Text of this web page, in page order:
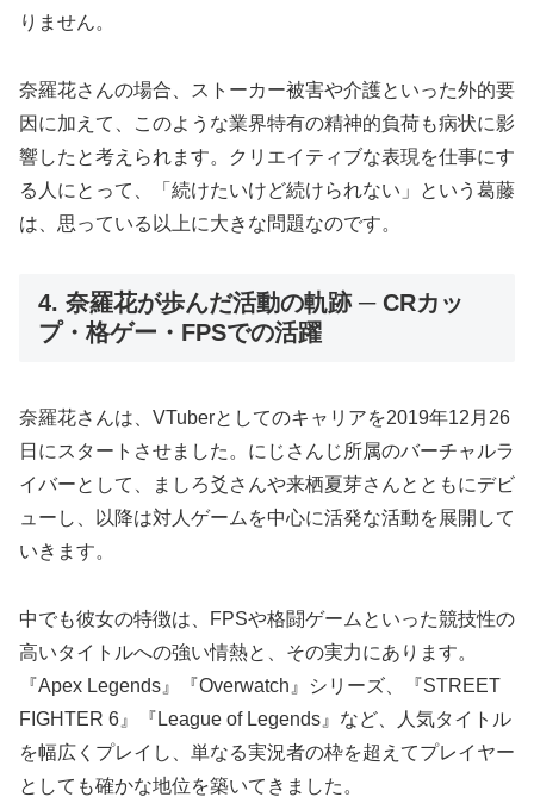
りません。
奈羅花さんの場合、ストーカー被害や介護といった外的要
因に加えて、このような業界特有の精神的負荷も病状に影
響したと考えられます。クリエイティブな表現を仕事にす
る人にとって、「続けたいけど続けられない」という葛藤
は、思っている以上に大きな問題なのです。
4. 奈羅花が歩んだ活動の軌跡 ─ CRカッ
プ・格ゲー・FPSでの活躍
奈羅花さんは、VTuberとしてのキャリアを2019年12月26
日にスタートさせました。にじさんじ所属のバーチャルラ
イバーとして、ましろ爻さんや来栖夏芽さんとともにデビ
ューし、以降は対人ゲームを中心に活発な活動を展開して
いきます。
中でも彼女の特徴は、FPSや格闘ゲームといった競技性の
高いタイトルへの強い情熱と、その実力にあります。
『Apex Legends』『Overwatch』シリーズ、『STREET
FIGHTER 6』『League of Legends』など、人気タイトル
を幅広くプレイし、単なる実況者の枠を超えてプレイヤー
としても確かな地位を築いてきました。